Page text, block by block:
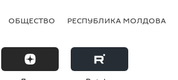
ОБЩЕСТВО РЕСПУБЛИКА МОЛДОВА